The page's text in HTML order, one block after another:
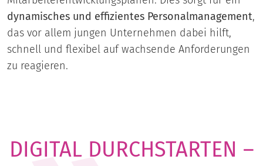
dynamisches und effizientes Personalmanagement,
das vor allem jungen Unternehmen dabei hilft,
schnell und flexibel auf wachsende Anforderungen
zu reagieren.
DIGITAL DURCHSTARTEN –